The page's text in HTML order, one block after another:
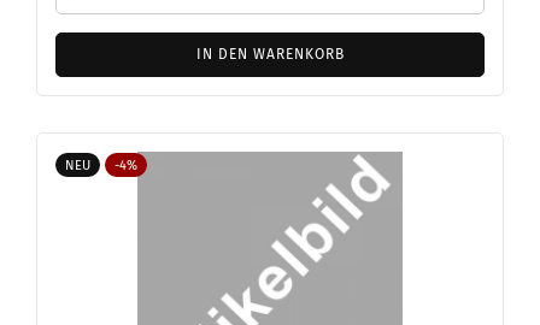
IN DEN WARENKORB
NEU -4%